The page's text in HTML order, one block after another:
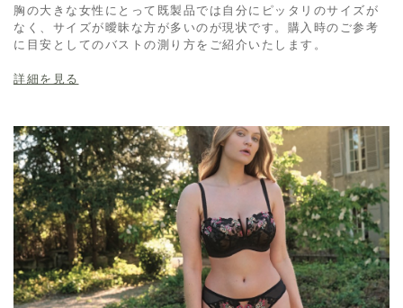
胸の大きな女性にとって既製品では自分にピッタリのサイズが
なく、サイズが曖昧な方が多いのが現状です。購入時のご参考
に目安としてのバストの測り方をご紹介いたします。
詳細を見る